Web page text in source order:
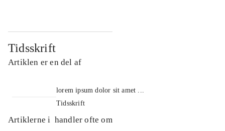
Tidsskrift
Artiklen er en del af
lorem ipsum dolor sit amet ...
Tidsskrift
Artiklerne i handler ofte om